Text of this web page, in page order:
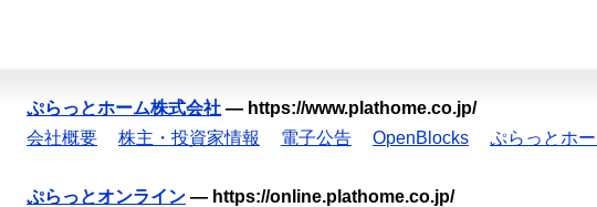
ぷらっとホーム株式会社 — https://www.plathome.co.jp/
会社概要
株主・投資家情報 電子公告 OpenBlocks ぷらっとホ
ぷらっとオンライン — https://online.plathome.co.jp/